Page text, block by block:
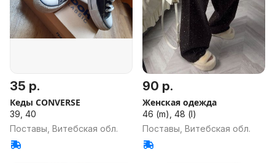
35 р.
Кеды CONVERSE
39, 40
Поставы, Витебская обл.
90 р.
Женская одежда
46 (m), 48 (l)
Поставы, Витебская обл.